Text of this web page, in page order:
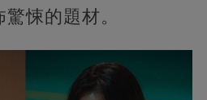
悚的題材。